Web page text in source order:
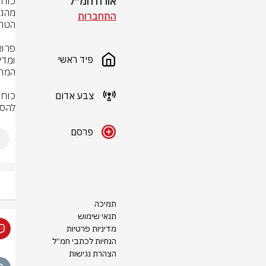
התחברות
פיד ראשי
צבע אדום
פרסם
תמיכה
תנאי שימוש
מדיניות פרטיות
הנחיות לכתבי חמ״ל
הצהרת נגישות